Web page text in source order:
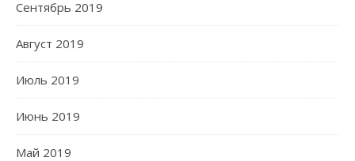
Сентябрь 2019
Август 2019
Июль 2019
Июнь 2019
Май 2019